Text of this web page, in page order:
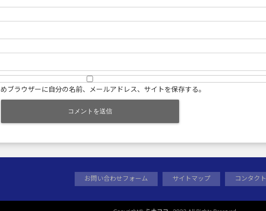
ブラウザーに自分の名前、メールアドレス、サイトを保存する。
お問い合わせフォーム サイトマップ コンタクト